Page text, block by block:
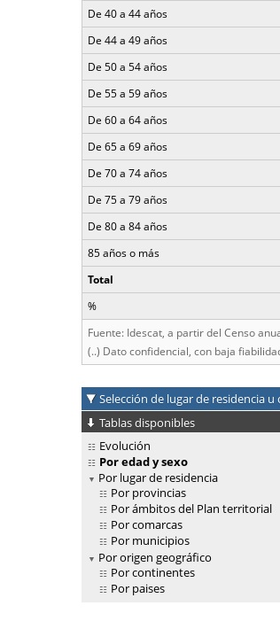
De 40 a 44 años
De 44 a 49 años
De 50 a 54 años
De 55 a 59 años
De 60 a 64 años
De 65 a 69 años
De 70 a 74 años
De 75 a 79 años
De 80 a 84 años
85 años o más
Total
%
Fuente: Idescat, a partir del Censo
(..) Dato confidencial, con baja
Selección de lugar de residencia
Tablas disponibles
Evolución
Por edad y sexo
Por lugar de residencia
Por provincias
Por ámbitos del Plan territorial
Por comarcas
Por municipios
Por origen geográfico
Por continentes
Por paises